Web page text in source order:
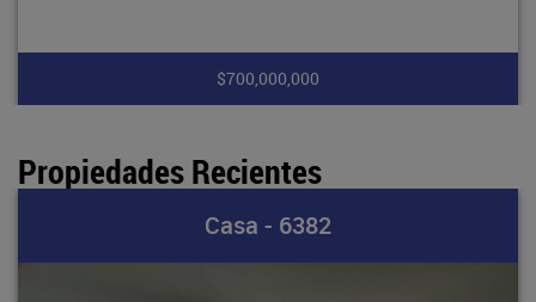
$700,000,000
Propiedades Recientes
Casa - 6382